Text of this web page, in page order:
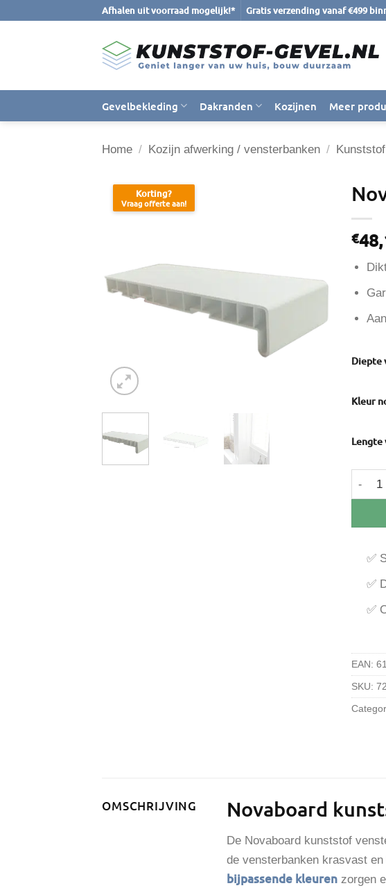
Afhalen uit voorraad mogelijk!* Gratis verzending vanaf €499
Gevelbekleding Dakranden Kozijnen Meer
Home / Kozijn afwerking / vensterbanken /
Korting?
Vraag offerte aan!
€
Diepte
Kleur
Lengte
✅
✅
✅
EAN:
SKU:
OMSCHRIJVING Novaboard
De Novaboard kunststof
de vensterbanken krasvast
bijpassende kleuren zorgen